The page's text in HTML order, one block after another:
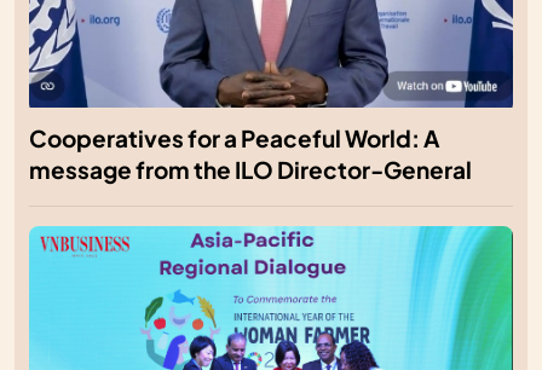
Cooperatives for a Peaceful World: A
message from the ILO Director-General